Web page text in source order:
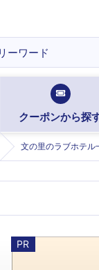
クーポンから探
文の里のラブホテル
PR